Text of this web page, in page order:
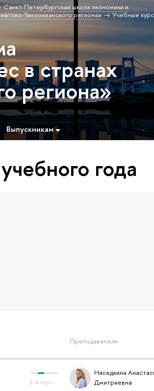
Санкт-Петербургская школа экономики и
Тихоокеанского региона» Учебные
в странах
региона»
Выпускникам
года
Преподаватели
Наседкина
Дмитриевна